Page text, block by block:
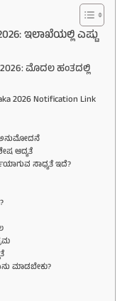
ಇಲಾಖೆಯಲ್ಲಿ ಎಷ್ಟು
2026: ಮೊದಲ ಹಂತದಲ್ಲಿ
2026 Notification Link
ಅನುಮೋದನೆ
ಆದ್ಯತೆ
ಸಾಧ್ಯತೆ ಇದೆ?
ಮಾಡಬೇಕು?